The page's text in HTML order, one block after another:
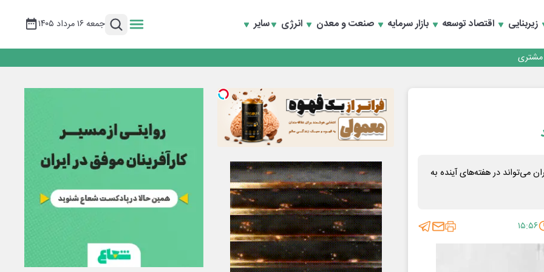
زیربنایی اقتصاد توسعه بازار سرمایه صنعت و معدن انرژی سایر جمعه ۱۶ مرداد ۱۴۰۵
و بازسازی اعتماد مشتریان
مشتری
و بازسازی اعتماد مشتریان
می‌تواند در هفته‌های آینده به
۱۵:۵۶